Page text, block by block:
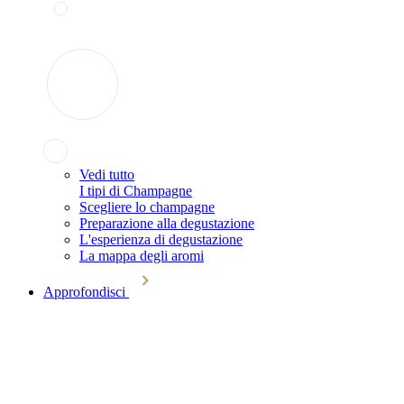
Vedi tutto
I tipi di Champagne
Scegliere lo champagne
Preparazione alla degustazione
L'esperienza di degustazione
La mappa degli aromi
Approfondisci